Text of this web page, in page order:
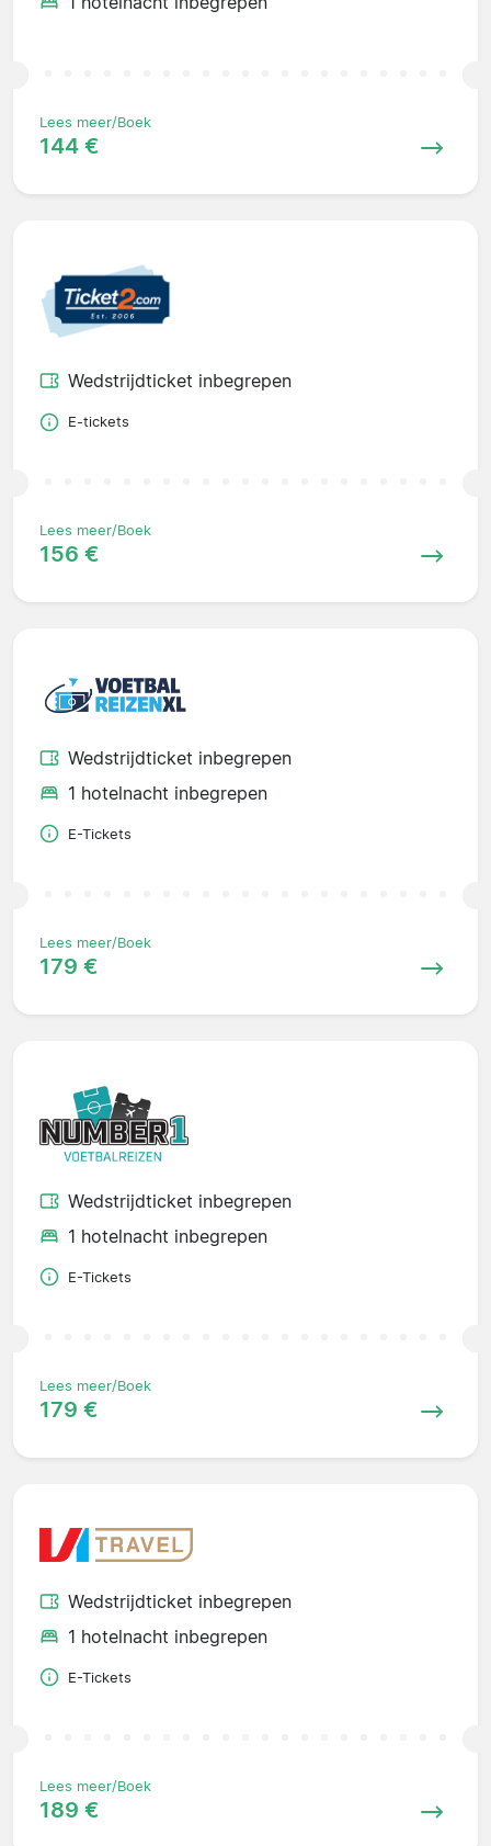
Lees meer/Boek
144 €
Wedstrijdticket inbegrepen
E-tickets
Lees meer/Boek
156 €
Wedstrijdticket inbegrepen
1 hotelnacht inbegrepen
E-Tickets
Lees meer/Boek
179 €
Wedstrijdticket inbegrepen
1 hotelnacht inbegrepen
E-Tickets
Lees meer/Boek
179 €
Wedstrijdticket inbegrepen
1 hotelnacht inbegrepen
E-Tickets
Lees meer/Boek
189 €